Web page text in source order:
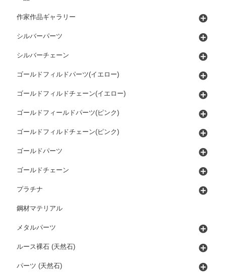
作家作品ギャラリー
シルバーパーツ
シルバーチェーン
ゴールドフィルドパーツ(イエロー)
ゴールドフィルドチェーン(イエロー)
ゴールドフィールドパーツ(ピンク)
ゴールドフィルドチェーン(ピンク)
ゴールドパーツ
ゴールドチェーン
プラチナ
鋼材マテリアル
メタルパーツ
ルース裸石 (天然石)
パーツ (天然石)